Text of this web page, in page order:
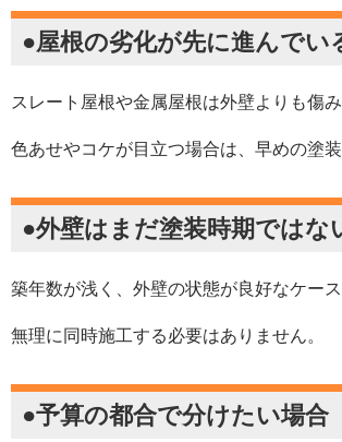
●屋根の劣化が先に進んでい
スレート屋根や金属屋根は外壁よりも傷み
色あせやコケが目立つ場合は、早めの塗装
●外壁はまだ塗装時期ではな
築年数が浅く、外壁の状態が良好なケース
無理に同時施工する必要はありません。
●予算の都合で分けたい場合